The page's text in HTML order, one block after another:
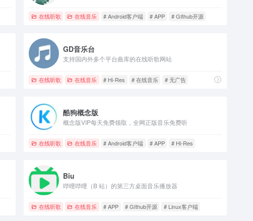
在线听歌 在线音乐 # Android客户端 # APP # GIthub开源
GD音乐台
支持国内外多个平台曲库的在线听歌网站
在线听歌 在线音乐 # Hi-Res # 在线音乐 # 无广告
酷狗概念版
概念版VIP每天免费领取，全网正版音乐免费听
在线听歌 在线音乐 # Android客户端 # APP # Hi-Res
Biu
哔哩哔哩（B 站）的第三方桌面音乐播放器
在线听歌 在线音乐 # APP # GIthub开源 # Linux客户端